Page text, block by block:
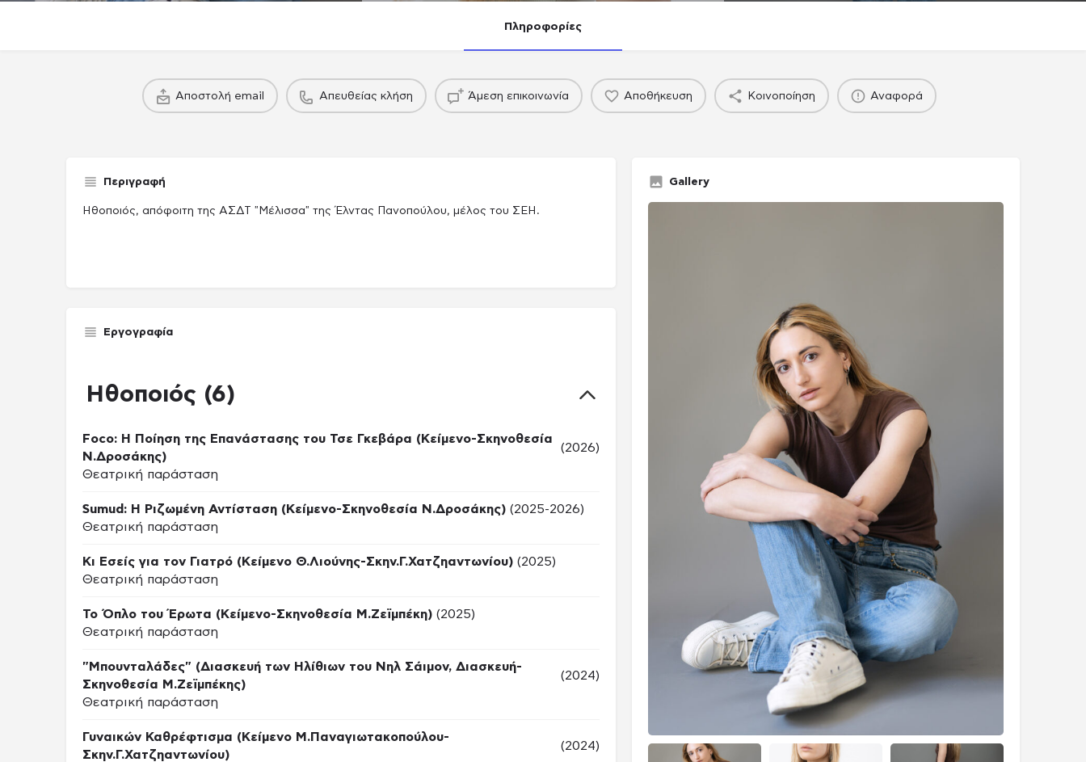
Πληροφορίες
Αποστολή email
Παραγωγού / Casing agency
Απευθείας κλήση
Παραγωγού / Casing agency
Άμεση επικοινωνία
Παραγωγού / Casing agency
Αποθήκευση Κοινοποίηση Αναφορά
Περιγραφή
Ηθοποιός, απόφοιτη της ΑΣΔΤ "Μέλισσα" της Έλντας Πανοπούλου, μέλος του ΣΕΗ.
Εργογραφία
Ηθοποιός (6)
Foco: Η Ποίηση της Επανάστασης του Τσε Γκεβάρα (Κείμενο-Σκηνοθεσία
Ν.Δροσάκης)
(2026)
Θεατρική παράσταση
Sumud: Η Ριζωμένη Αντίσταση (Κείμενο-Σκηνοθεσία Ν.Δροσάκης) (2025-2026)
Θεατρική παράσταση
Κι Εσείς για τον Γιατρό (Κείμενο Θ.Λιούνης-Σκην.Γ.Χατζηαντωνίου) (2025)
Θεατρική παράσταση
Το Όπλο του Έρωτα (Κείμενο-Σκηνοθεσία Μ.Ζεϊμπέκη) (2025)
Θεατρική παράσταση
"Μπουνταλάδες" (Διασκευή των Ηλίθιων του Νηλ Σάιμον, Διασκευή-
Σκηνοθεσία Μ.Ζεϊμπέκης)
(2024)
Θεατρική παράσταση
Γυναικών Καθρέφτισμα (Κείμενο Μ.Παναγιωτακοπούλου-
Σκην.Γ.Χατζηαντωνίου)
(2024)
Gallery